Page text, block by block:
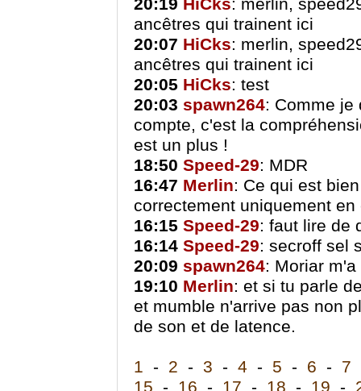
20:19 HiCks: merlin,
ancêtres qui trainent ici
20:07 HiCks: merlin,
ancêtres qui trainent ici
20:05 HiCks: test
20:03 spawn264: Comme je
compte, c'est la
est un plus !
18:50 Speed-29: MDR
16:47 Merlin: Ce qui est
correctement uniquement
16:15 Speed-29: faut lire de
16:14 Speed-29: secroff sel
20:09 spawn264: Moriar
19:10 Merlin: et si tu parle
et mumble n'arrive pas non
de son et de latence.
1 - 2 - 3 - 4 - 5 - 6 - 7
15 - 16 - 17 - 18 - 19 -